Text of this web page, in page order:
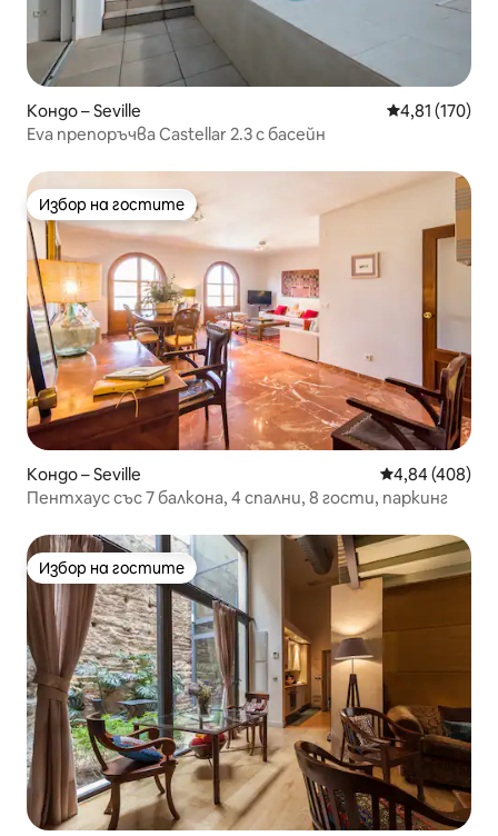
Кондо – Seville Средна
4,81 (170)
Eva препоръчва Castellar 2.3 с басейн
Избор на гостите
Избор на гостите
Кондо – Seville Средна
4,84 (408)
Пентхаус със 7 балкона, 4 спални, 8 гости, паркинг
Избор на гостите
Избор на гостите